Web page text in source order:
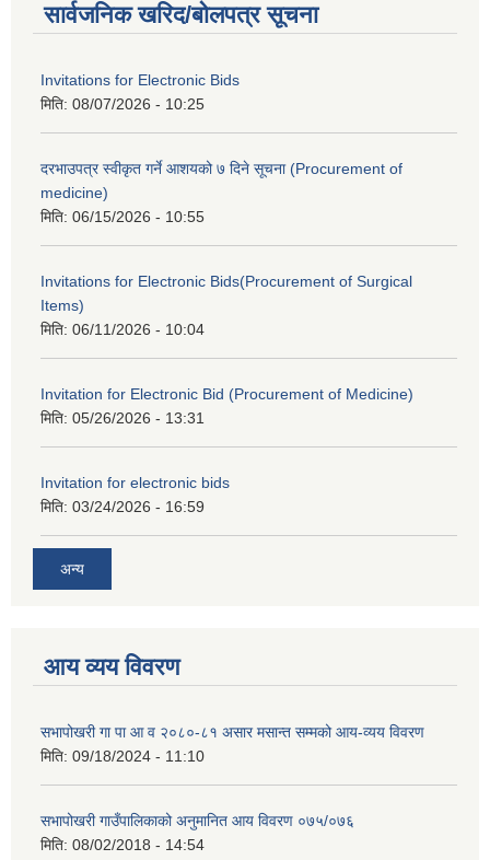
सार्वजनिक खरिद/बोलपत्र सूचना
Invitations for Electronic Bids
मिति: 08/07/2026 - 10:25
दरभाउपत्र स्वीकृत गर्ने आशयको ७ दिने सूचना (Procurement of
medicine)
मिति: 06/15/2026 - 10:55
Invitations for Electronic Bids(Procurement of Surgical
Items)
मिति: 06/11/2026 - 10:04
Invitation for Electronic Bid (Procurement of Medicine)
मिति: 05/26/2026 - 13:31
Invitation for electronic bids
मिति: 03/24/2026 - 16:59
अन्य
आय व्यय विवरण
सभापोखरी गा पा आ व २०८०-८१ असार मसान्त सम्मको आय-व्यय विवरण
मिति: 09/18/2024 - 11:10
सभापोखरी गाउँपालिकाको अनुमानित आय विवरण ०७५/०७६
मिति: 08/02/2018 - 14:54